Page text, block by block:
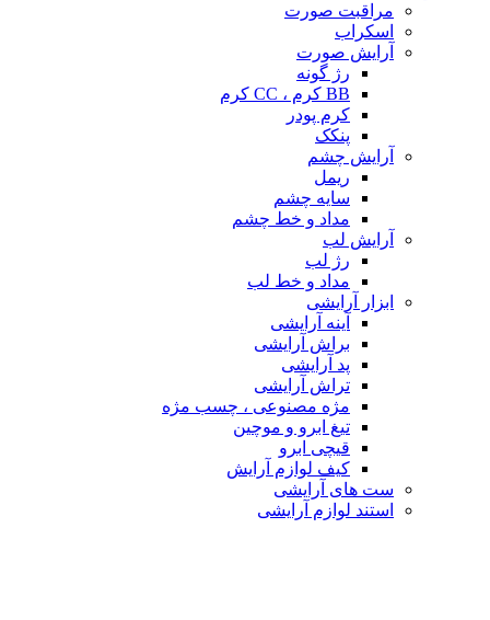
مراقبت صورت
اسکراب
آرایش صورت
رژ گونه
BB کرم ، CC کرم
کرم پودر
پنکک
آرایش چشم
ریمل
سایه چشم
مداد و خط چشم
آرایش لب
رژ لب
مداد و خط لب
ابزار آرایشی
آینه آرایشی
براش آرایشی
پد آرایشی
تراش آرایشی
مژه مصنوعی ، چسب مژه
تیغ ابرو و موچین
قیچی ابرو
کیف لوازم آرایش
ست های آرایشی
استند لوازم آرایشی